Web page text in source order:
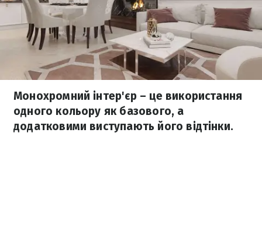
Монохромний інтер'єр – це використання
одного кольору як базового, а
додатковими виступають його відтінки.